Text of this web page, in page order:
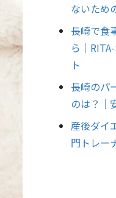
ないため
長崎で食
ら｜
ト
長崎のパ
のは？｜
産後ダイ
門トレー